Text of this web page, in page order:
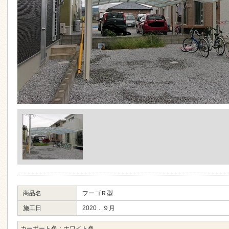
商品名 フーゴＲ型
施工日 2020．９月